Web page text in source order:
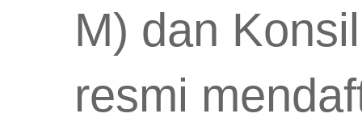
M) dan
resmi